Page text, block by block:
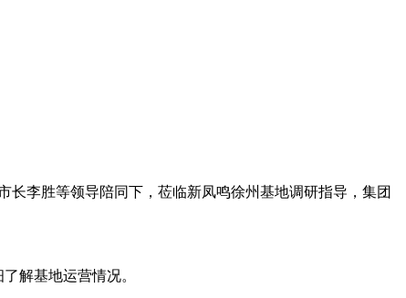
李胜等领导陪同下，莅临新凤鸣徐州基地调研指导，集团
解基地运营情况。